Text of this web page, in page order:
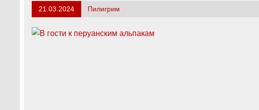
21.03.2024 Пилигрим